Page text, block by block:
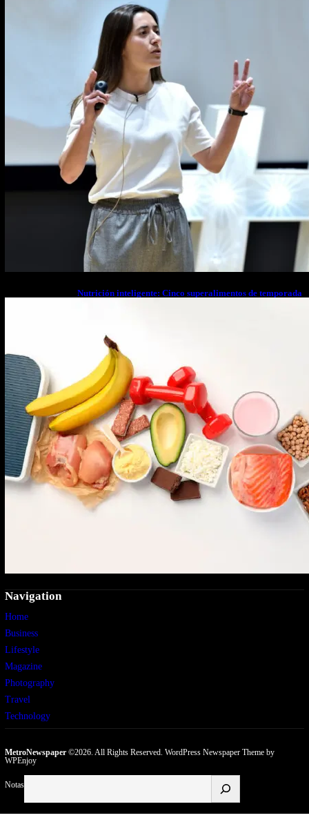
Nutrición inteligente: Cinco superalimentos de temporada
Navigation
Home
Business
Lifestyle
Magazine
Photography
Travel
Technology
MetroNewspaper©2026. All Rights Reserved. WordPress Newspaper Themeby
WPEnjoy
Notas